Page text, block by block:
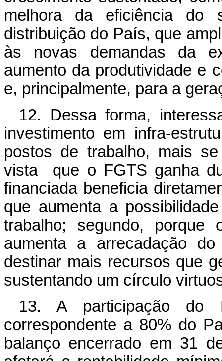
melhora da eficiência do
distribuição do País, que
às novas demandas da
aumento da produtividade e
e, principalmente, para a
12. Dessa forma,
investimento em infra-
postos de trabalho, mais
vista que o FGTS ganha
financiada beneficia
que aumenta a
trabalho; segundo, porque
aumenta a arrecadação
destinar mais recursos que
sustentando um círculo
13. A participação do
correspondente a 80% do
balanço encerrado em 31